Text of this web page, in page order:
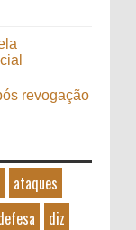
revogação
ataques
diz